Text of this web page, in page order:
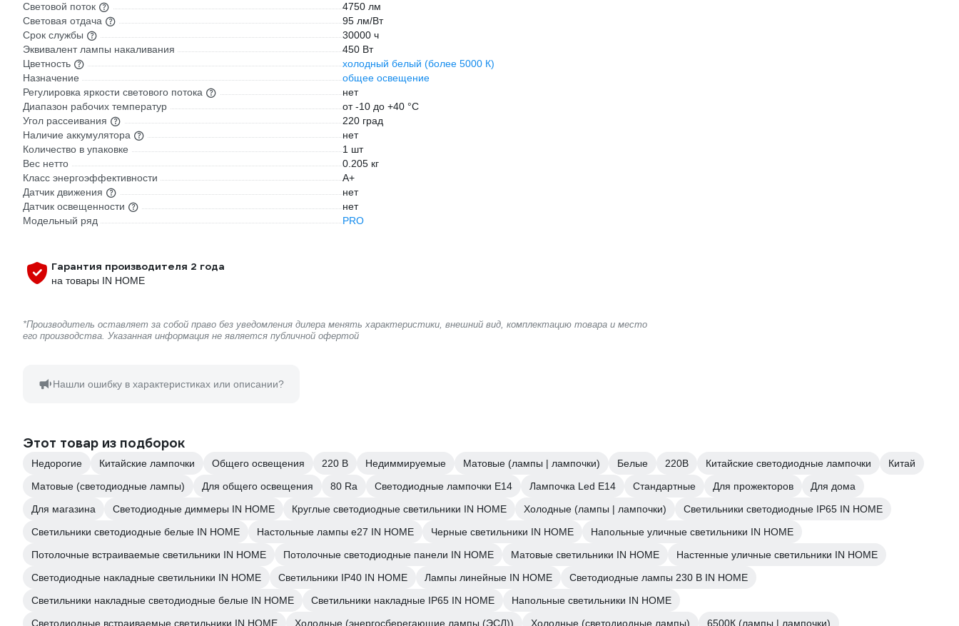
Световой поток
4750 лм
Световая отдача
95 лм/Вт
Срок службы
30000 ч
Эквивалент лампы накаливания
450 Вт
Цветность
холодный белый (более 5000 К)
Назначение
общее освещение
Регулировка яркости светового потока
нет
Диапазон рабочих температур
от -10 до +40 °С
Угол рассеивания
220 град
Наличие аккумулятора
нет
Количество в упаковке
1 шт
Вес нетто
0.205 кг
Класс энергоэффективности
A+
Датчик движения
нет
Датчик освещенности
нет
Модельный ряд
PRO
Гарантия производителя 2 года
на товары IN HOME
*Производитель оставляет за собой право без уведомления дилера менять характеристики, внешний вид, комплектацию товара и место
его производства. Указанная информация не является публичной офертой
Нашли ошибку в характеристиках или описании?
Этот товар из подборок
Недорогие Китайские лампочки Общего освещения 220 В Недиммируемые Матовые (лампы | лампочки) Белые 220В Китайские светодиодные лампочки
Китай
Матовые (светодиодные лампы)
Для общего освещения 80 Ra Светодиодные лампочки E14 Лампочка Led E14 Стандартные Для прожекторов
Для дома
Для магазина
Светодиодные диммеры IN HOME Круглые светодиодные светильники IN HOME Холодные (лампы | лампочки)
Светильники светодиодные IP65 IN HOME
Светильники светодиодные белые IN HOME
Настольные лампы e27 IN HOME Черные светильники IN HOME
Напольные уличные светильники IN HOME
Потолочные встраиваемые светильники IN HOME
Потолочные светодиодные панели IN HOME Матовые светильники IN HOME
Настенные уличные светильники IN HOME
Светодиодные накладные светильники IN HOME
Светильники IP40 IN HOME Лампы линейные IN HOME
Светодиодные лампы 230 В IN HOME
Светильники накладные светодиодные белые IN HOME
Светильники накладные IP65 IN HOME
Напольные светильники IN HOME
Светодиодные встраиваемые светильники IN HOME
Холодные (энергосберегающие лампы (ЭСЛ)) Холодные (светодиодные лампы) 6500К (лампы | лампочки)